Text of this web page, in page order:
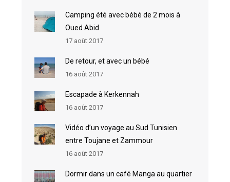
Camping été avec bébé de 2 mois à
Oued Abid
17 août 2017
De retour, et avec un bébé
16 août 2017
Escapade à Kerkennah
16 août 2017
Vidéo d’un voyage au Sud Tunisien
entre Toujane et Zammour
16 août 2017
Dormir dans un café Manga au quartier